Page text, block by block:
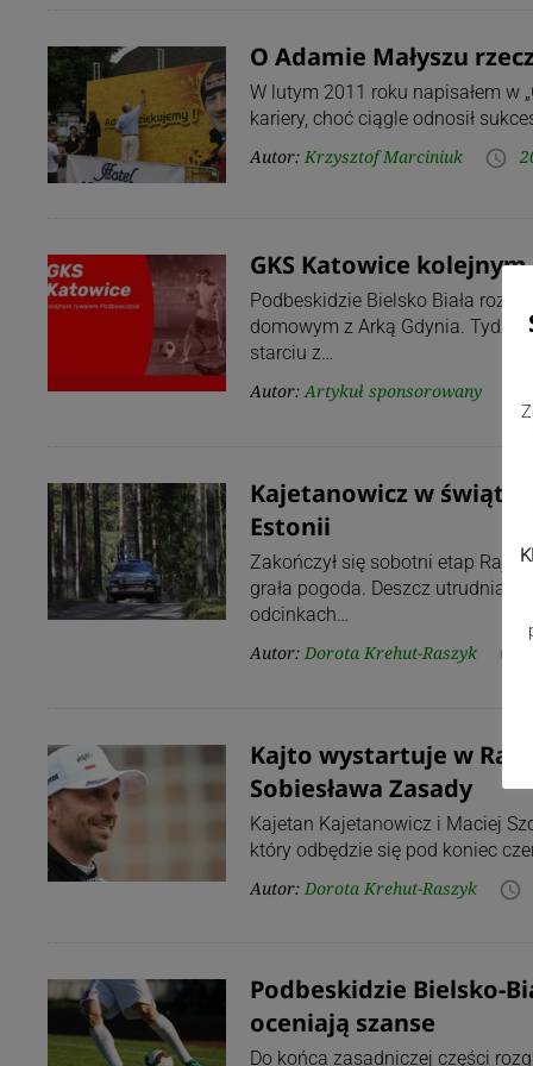
O Adamie Małyszu
W lutym 2011 roku napisałem w
kariery, choć ciągle odnosił
Autor: Krzysztof Marciniuk access_time
GKS Katowice
Podbeskidzie Bielsko Biała
domowym z Arką Gdynia.
starciu z…
Autor:Artykuł sponsorowany
Kajetanowicz w
Estonii
Zakończył się sobotni etap
grała pogoda. Deszcz utrudniał
odcinkach…
Autor: Dorota Krehut-Raszyk access_time
Kajto wystartuje w
Sobiesława Zasady
Kajetan Kajetanowicz i Maciej
który odbędzie się pod koniec
Autor: Dorota Krehut-Raszyk access_time
Podbeskidzie Bielsko-
oceniają szanse
Do końca zasadniczej części